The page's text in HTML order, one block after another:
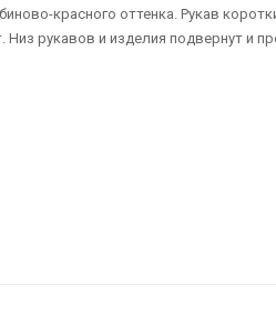
красного оттенка. Рукав
рукавов и изделия подвернут и